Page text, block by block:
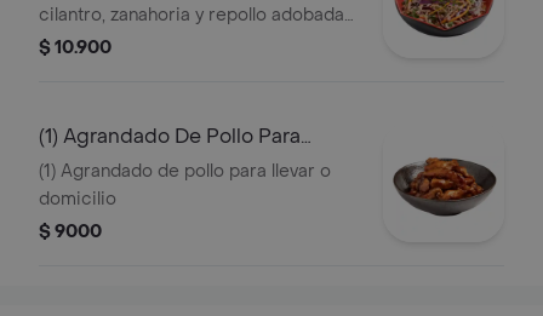
cilantro, zanahoria y repollo adobada
con salsa de la casa
$ 10.900
(1) Agrandado De Pollo Para
Llevar O Dom
(1) Agrandado de pollo para llevar o
domicilio
$ 9000